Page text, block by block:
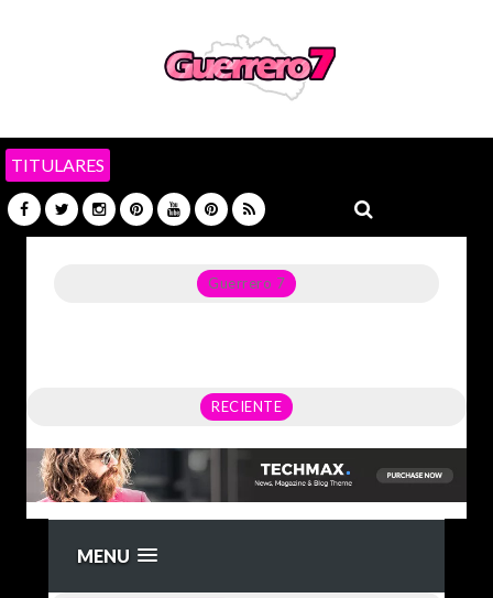
TITULARES
Guerrero 7
RECIENTE
MENU